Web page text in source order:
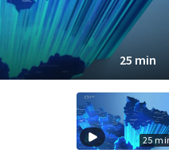
25 min
25